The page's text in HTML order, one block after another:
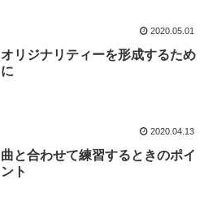
2020.05.01
オリジナリティーを形成するため
に
2020.04.13
曲と合わせて練習するときのポイ
ント